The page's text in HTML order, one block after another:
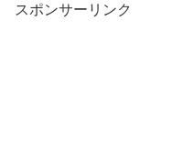
スポンサーリンク